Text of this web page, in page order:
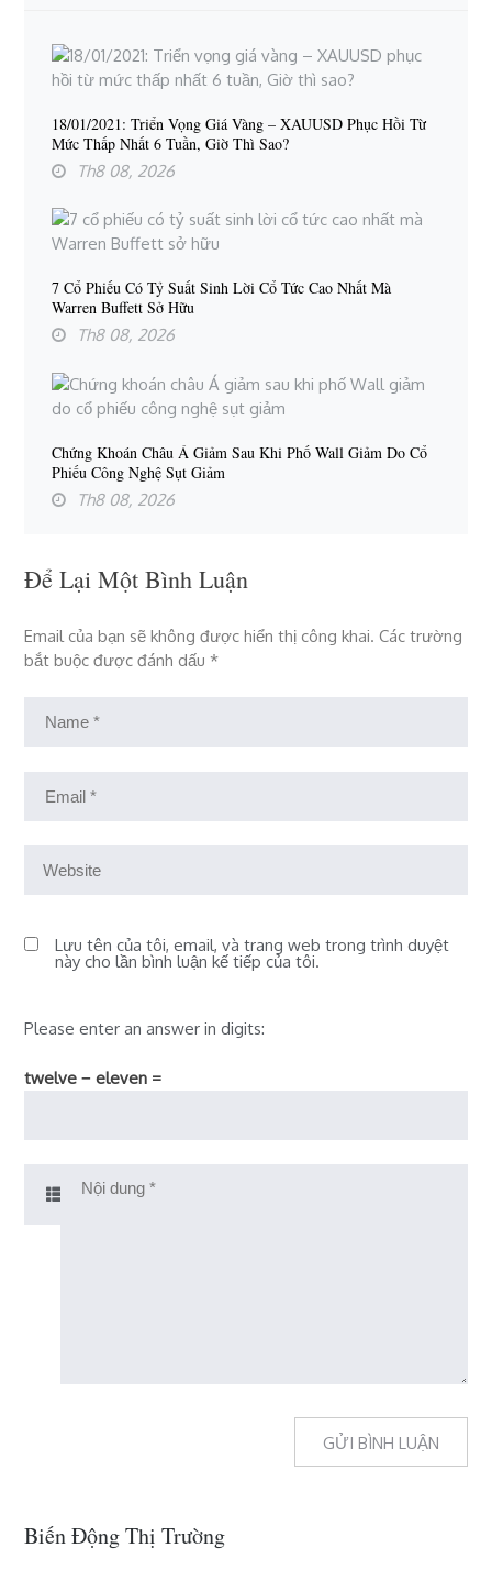
18/01/2021: Triển Vọng Giá Vàng – XAUUSD Phục Hồi Từ
Mức Thấp Nhất 6 Tuần, Giờ Thì Sao?
Th8 08, 2026
7 Cổ Phiếu Có Tỷ Suất Sinh Lời Cổ Tức Cao Nhất Mà
Warren Buffett Sở Hữu
Th8 08, 2026
Chứng Khoán Châu Á Giảm Sau Khi Phố Wall Giảm Do Cổ
Phiếu Công Nghệ Sụt Giảm
Th8 08, 2026
Để Lại Một Bình Luận
Email của bạn sẽ không được hiển thị công khai. Các trường
bắt buộc được đánh dấu*
Lưu tên của tôi, email, và trang web trong trình duyệt
này cho lần bình luận kế tiếp của tôi.
Please enter an answer in digits:
twelve − eleven =
Biến Động Thị Trường